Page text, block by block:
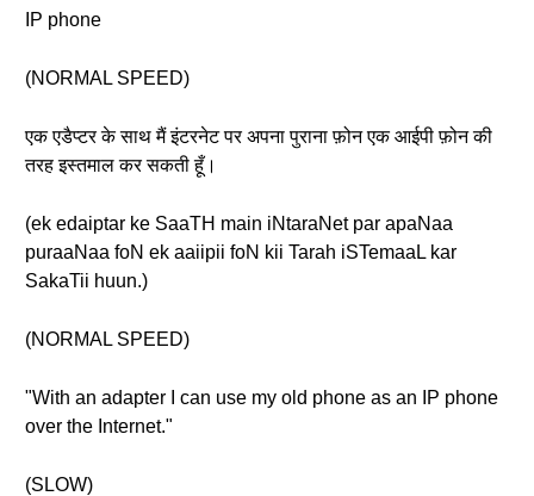
IP phone
(NORMAL SPEED)
एक एडैप्टर के साथ मैं इंटरनेट पर अपना पुराना फ़ोन एक आईपी फ़ोन की
तरह इस्तमाल कर सकती हूँ।
(ek edaiptar ke SaaTH main iNtaraNet par apaNaa
puraaNaa foN ek aaiipii foN kii Tarah iSTemaaL kar
SakaTii huun.)
(NORMAL SPEED)
"With an adapter I can use my old phone as an IP phone
over the Internet."
(SLOW)